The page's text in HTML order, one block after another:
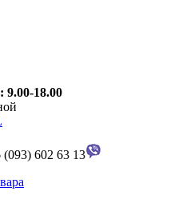
18.00
(093) 602 63 13